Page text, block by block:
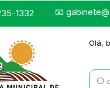
1332 📧
Olá,